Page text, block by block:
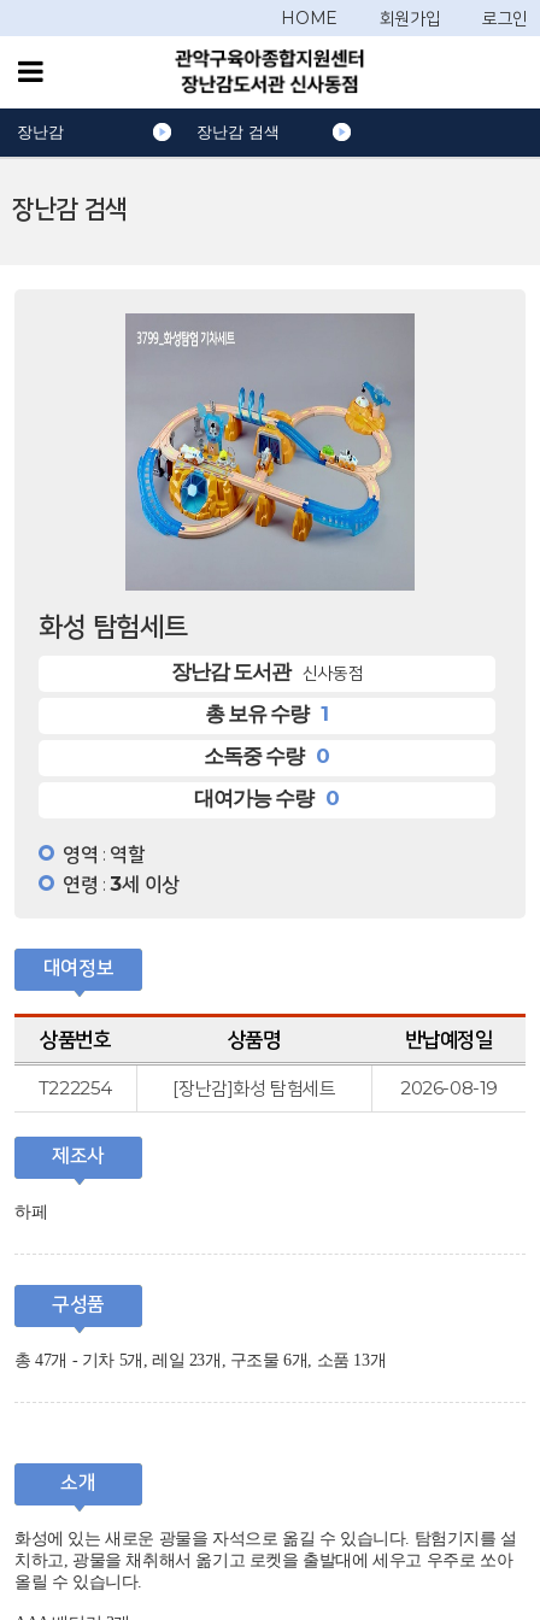
HOME 회원가입 로그인
장난감 검색
장난감 장난감 검색
화성 탐험세트
장난감 도서관 신사동점
총 보유 수량 1
소독중 수량 0
대여가능 수량 0
영역 : 역할
연령 :3세 이상
대여정보
상품번호 상품명 반납예정일
T222254 [장난감]화성 탐험세트 2026-08-19
제조사
하페
구성품
총 47개 - 기차 5개, 레일 23개, 구조물 6개, 소품 13개
소개
화성에 있는 새로운 광물을 자석으로 옮길 수 있습니다. 탐험기지를 설
치하고, 광물을 채취해서 옮기고 로켓을 출발대에 세우고 우주로 쏘아
올릴 수 있습니다.